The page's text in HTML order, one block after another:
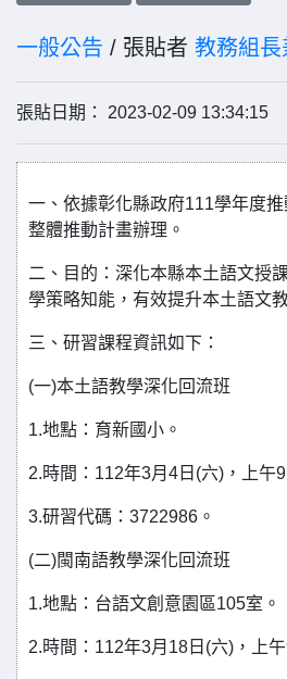
一般公告 / 張貼者 教務組長
張貼日期： 2023-02-09 13:34:15
一、依據彰化縣政府111學年度
整體推動計畫辦理。
二、目的：深化本縣本土語文授
學策略知能，有效提升本土語文
三、研習課程資訊如下：
(一)本土語教學深化回流班
1.地點：育新國小。
2.時間：112年3月4日(六)，上午
3.研習代碼：3722986。
(二)閩南語教學深化回流班
1.地點：台語文創意園區105室。
2.時間：112年3月18日(六)，上